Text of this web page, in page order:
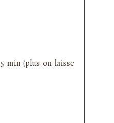
min (plus on laisse